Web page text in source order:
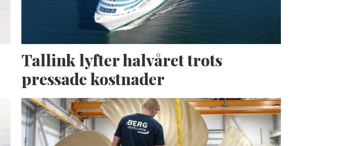
Tallink lyfter halvåret trots
pressade kostnader